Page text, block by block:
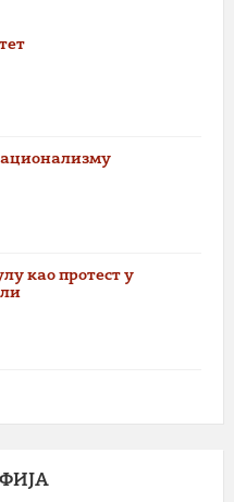
као протест у